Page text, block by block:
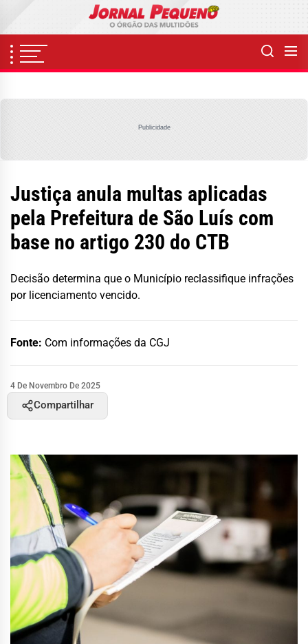
content
Publicidade
Justiça anula multas aplicadas
pela Prefeitura de São Luís com
base no artigo 230 do CTB
Decisão determina que o Município reclassifique infrações
por licenciamento vencido.
Fonte: Com informações da CGJ
4 De Novembro De 2025
Compartilhar